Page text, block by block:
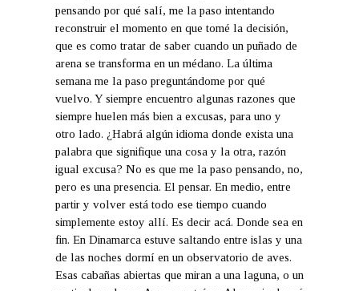
pensando por qué salí, me la paso intentando
reconstruir el momento en que tomé la decisión,
que es como tratar de saber cuando un puñado de
arena se transforma en un médano. La última
semana me la paso preguntándome por qué
vuelvo. Y siempre encuentro algunas razones que
siempre huelen más bien a excusas, para uno y
otro lado. ¿Habrá algún idioma donde exista una
palabra que signifique una cosa y la otra, razón
igual excusa? No es que me la paso pensando, no,
pero es una presencia. El pensar. En medio, entre
partir y volver está todo ese tiempo cuando
simplemente estoy allí. Es decir acá. Donde sea en
fin. En Dinamarca estuve saltando entre islas y una
de las noches dormí en un observatorio de aves.
Esas cabañas abiertas que miran a una laguna, o un